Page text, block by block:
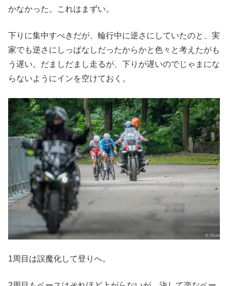
かなかった。これはまずい。
下りに集中すべきだが、輪行中に逆さにしていたのと、実
家でも逆さにしっぱなしだったからかと色々と考えたがも
う遅い。だましだまし走るが、下りが遅いのでじゃまにな
らないようにインを空けておく。
1周目は誤魔化して登りへ。